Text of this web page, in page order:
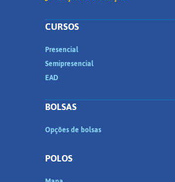
CURSOS
Presencial
Semipresencial
EAD
BOLSAS
Opções de bolsas
POLOS